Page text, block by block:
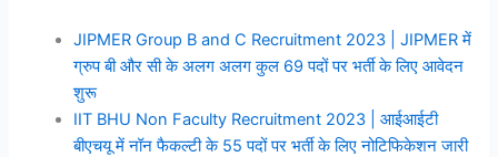
JIPMER Group B and C Recruitment 2023 | JIPMER में
ग्रुप बी और सी के अलग अलग कुल 69 पदों पर भर्ती के लिए आवेदन
शुरू
IIT BHU Non Faculty Recruitment 2023 | आईआईटी
बीएचयू में नॉन फैकल्टी के 55 पदों पर भर्ती के लिए नोटिफिकेशन जारी